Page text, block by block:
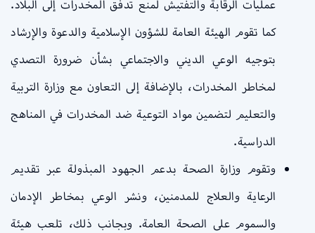
عمليات الرقابة والتفتيش لمنع تدفق المخدرات إلى البلاد.
كما تقوم الهيئة العامة للشؤون الإسلامية والدعوة والإرشاد
بتوجيه الوعي الديني والاجتماعي بشأن ضرورة التصدي
لمخاطر المخدرات، بالإضافة إلى التعاون مع وزارة التربية
والتعليم لتضمين مواد التوعية ضد المخدرات في المناهج
الدراسية.
وتقوم وزارة الصحة بدعم الجهود المبذولة عبر تقديم
الرعاية والعلاج للمدمنين، ونشر الوعي بمخاطر الإدمان
والسموم على الصحة العامة. وبجانب ذلك، تلعب هيئة